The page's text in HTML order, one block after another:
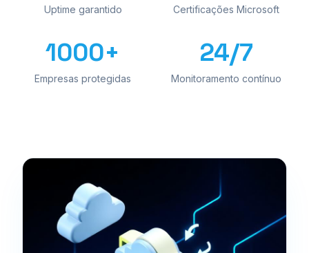
Uptime garantido Certificações Microsoft
1000+
Empresas protegidas
24/7
Monitoramento contínuo